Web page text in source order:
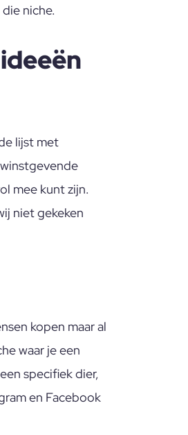
niche.
lijst met
mee kunt zijn.
niet gekeken
kopen maar al
waar je een
specifiek dier,
en Facebook